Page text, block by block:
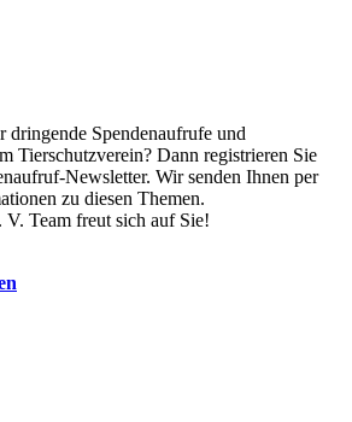
dringende Spendenaufrufe und
Tierschutzverein? Dann registrieren Sie
Newsletter. Wir senden Ihnen per
zu diesen Themen.
Team freut sich auf Sie!